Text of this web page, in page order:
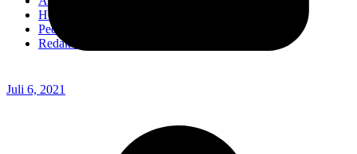
Headline
Pedoman Media Ciber
Redaksi
Juli 6, 2021